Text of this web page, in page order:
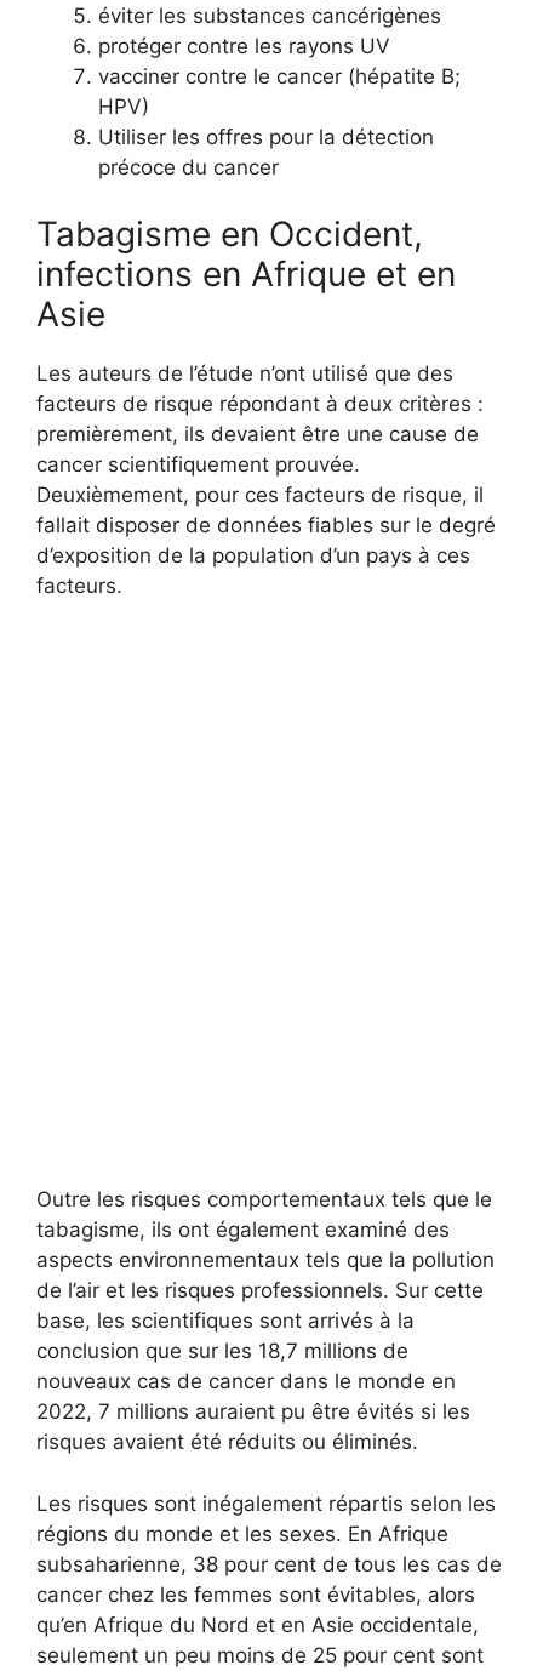
éviter les substances cancérigènes
protéger contre les rayons UV
vacciner contre le cancer (hépatite B;
HPV)
Utiliser les offres pour la détection
précoce du cancer
Tabagisme en Occident,
infections en Afrique et en
Asie
Les auteurs de l’étude n’ont utilisé que des
facteurs de risque répondant à deux critères :
premièrement, ils devaient être une cause de
cancer scientifiquement prouvée.
Deuxièmement, pour ces facteurs de risque, il
fallait disposer de données fiables sur le degré
d’exposition de la population d’un pays à ces
facteurs.
Outre les risques comportementaux tels que le
tabagisme, ils ont également examiné des
aspects environnementaux tels que la pollution
de l’air et les risques professionnels. Sur cette
base, les scientifiques sont arrivés à la
conclusion que sur les 18,7 millions de
nouveaux cas de cancer dans le monde en
2022, 7 millions auraient pu être évités si les
risques avaient été réduits ou éliminés.
Les risques sont inégalement répartis selon les
régions du monde et les sexes. En Afrique
subsaharienne, 38 pour cent de tous les cas de
cancer chez les femmes sont évitables, alors
qu’en Afrique du Nord et en Asie occidentale,
seulement un peu moins de 25 pour cent sont